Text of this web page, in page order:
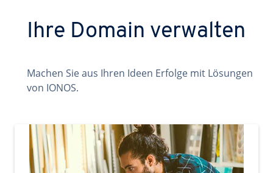
Ihre Domain verwalten
Machen Sie aus Ihren Ideen Erfolge mit Lösungen
von IONOS.